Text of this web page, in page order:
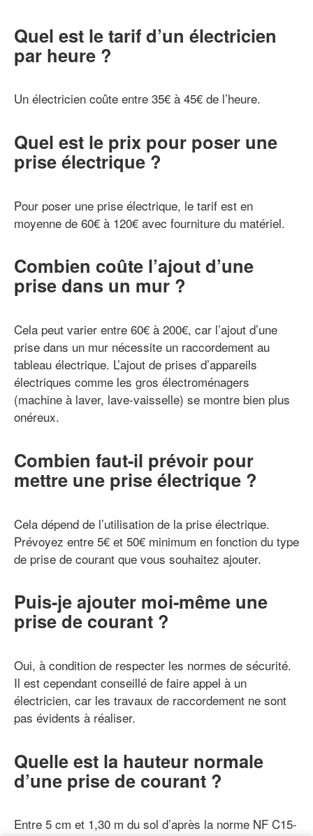
Quel est le tarif d’un électricien
par heure ?
Un électricien coûte entre 35€ à 45€ de l’heure.
Quel est le prix pour poser une
prise électrique ?
Pour poser une prise électrique, le tarif est en
moyenne de 60€ à 120€ avec fourniture du matériel.
Combien coûte l’ajout d’une
prise dans un mur ?
Cela peut varier entre 60€ à 200€, car l’ajout d’une
prise dans un mur nécessite un raccordement au
tableau électrique. L’ajout de prises d’appareils
électriques comme les gros électroménagers
(machine à laver, lave-vaisselle) se montre bien plus
onéreux.
Combien faut-il prévoir pour
mettre une prise électrique ?
Cela dépend de l’utilisation de la prise électrique.
Prévoyez entre 5€ et 50€ minimum en fonction du type
de prise de courant que vous souhaitez ajouter.
Puis-je ajouter moi-même une
prise de courant ?
Oui, à condition de respecter les normes de sécurité.
Il est cependant conseillé de faire appel à un
électricien, car les travaux de raccordement ne sont
pas évidents à réaliser.
Quelle est la hauteur normale
d’une prise de courant ?
Entre 5 cm et 1,30 m du sol d’après la norme NF C15-